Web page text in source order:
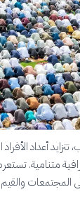
أعداد
متنامية.
المجتمعات والقيم